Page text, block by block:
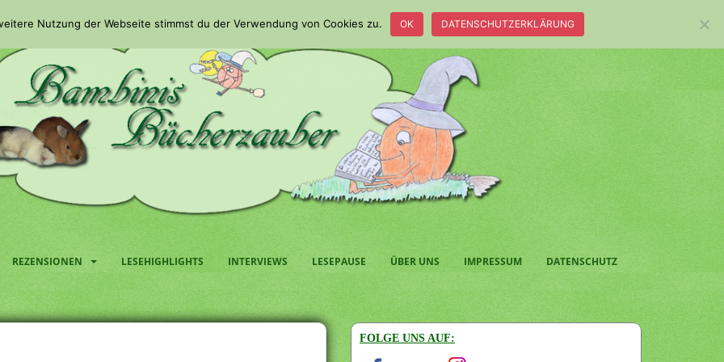
REZENSIONEN LESEHIGHLIGHTS INTERVIEWS LESEPAUSE ÜBER UNS IMPRESSUM DATENSCHUTZ
FOLGE UNS AUF:
Nutzung der Webseite stimmst du der Verwendung von Cookies zu. OK DATENSCHUTZERKLÄRUNG